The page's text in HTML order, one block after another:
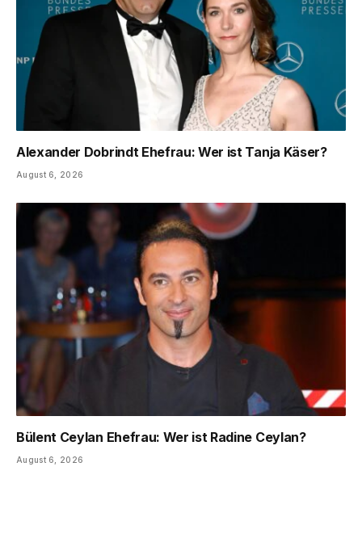
Alexander Dobrindt Ehefrau: Wer ist Tanja Käser?
August 6, 2026
Bülent Ceylan Ehefrau: Wer ist Radine Ceylan?
August 6, 2026